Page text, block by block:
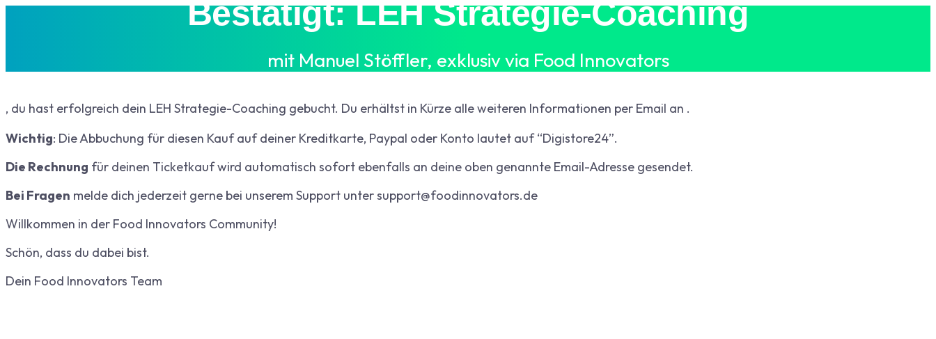
Bestätigt: LEH Strategie-Coaching
mit Manuel Stöffler, exklusiv via Food Innovators
, du hast erfolgreich dein LEH Strategie-Coaching gebucht. Du erhältst in Kürze alle weiteren Informationen per Email an .
Wichtig: Die Abbuchung für diesen Kauf auf deiner Kreditkarte, Paypal oder Konto lautet auf “Digistore24”.
Die Rechnung für deinen Ticketkauf wird automatisch sofort ebenfalls an deine oben genannte Email-Adresse gesendet.
Bei Fragen melde dich jederzeit gerne bei unserem Support unter support@foodinnovators.de
Willkommen in der Food Innovators Community!
Schön, dass du dabei bist.
Dein Food Innovators Team